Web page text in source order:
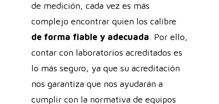
de medición, cada vez es más
complejo encontrar quien los calibre
de forma fiable y adecuada. Por ello,
contar con laboratorios acreditados es
lo más seguro, ya que su acreditación
nos garantiza que nos ayudarán a
cumplir con la normativa de equipos